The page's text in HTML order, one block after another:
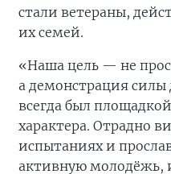
стали ветераны,
их семей.
«Наша цель — не
а демонстрация силы
всегда был
характера. Отрадно
испытаниях и
активную молодёжь,